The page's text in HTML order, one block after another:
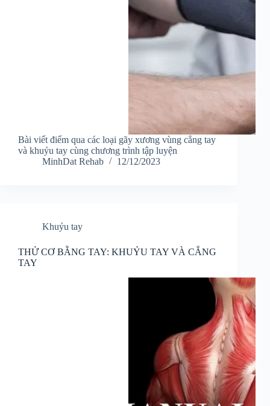
Bài viết điểm qua các loại gãy xương vùng cẳng tay
và khuỷu tay cùng chương trình tập luyện
MinhDat Rehab
12/12/2023
Khuỷu tay
THỬ CƠ BẰNG TAY: KHUỶU TAY VÀ CẲNG
TAY